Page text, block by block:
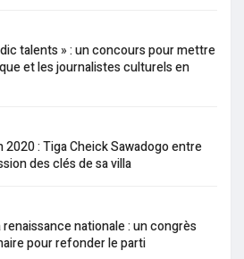
talents » : un concours pour mettre
et les journalistes culturels en
2020 : Tiga Cheick Sawadogo entre
des clés de sa villa
renaissance nationale : un congrès
pour refonder le parti